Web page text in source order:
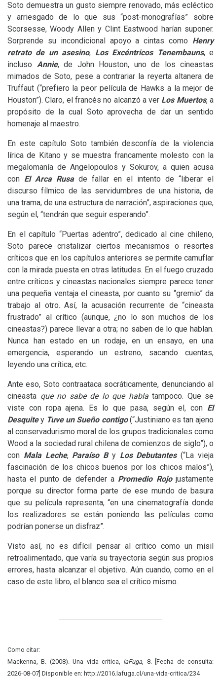
Soto demuestra un gusto siempre renovado, más ecléctico
y arriesgado de lo que sus “post-monografías” sobre
Scorsesse, Woody Allen y Clint Eastwood harían suponer.
Sorprende su incondicional apoyo a cintas como Henry
retrato de un asesino, Los Excéntricos Tenembauns, e
incluso Annie, de John Houston, uno de los cineastas
mimados de Soto, pese a contrariar la reyerta altanera de
Truffaut (“prefiero la peor película de Hawks a la mejor de
Houston”). Claro, el francés no alcanzó a ver Los Muertos, a
propósito de la cual Soto aprovecha de dar un sentido
homenaje al maestro.
En este capítulo Soto también desconfía de la violencia
lírica de Kitano y se muestra francamente molesto con la
megalomanía de Angelopoulos y Sokurov, a quien acusa
con El Arca Rusa de fallar en el intento de “liberar el
discurso fílmico de las servidumbres de una historia, de
una trama, de una estructura de narración”, aspiraciones que,
según el, “tendrán que seguir esperando”.
En el capítulo “Puertas adentro”, dedicado al cine chileno,
Soto parece cristalizar ciertos mecanismos o resortes
críticos que en los capítulos anteriores se permite camuflar
con la mirada puesta en otras latitudes. En el fuego cruzado
entre críticos y cineastas nacionales siempre parece tener
una pequeña ventaja el cineasta, por cuanto su “gremio” da
trabajo al otro. Así, la acusación recurrente de “cineasta
frustrado” al crítico (aunque, ¿no lo son muchos de los
cineastas?) parece llevar a otra; no saben de lo que hablan.
Nunca han estado en un rodaje, en un ensayo, en una
emergencia, esperando un estreno, sacando cuentas,
leyendo una crítica, etc.
Ante eso, Soto contraataca socráticamente, denunciando al
cineasta que no sabe de lo que habla tampoco. Que se
viste con ropa ajena. Es lo que pasa, según el, con El
Desquitey Tuve un Sueño contigo(“Justiniano es tan ajeno
al conservadurismo moral de los grupos tradicionales como
Wood a la sociedad rural chilena de comienzos de siglo”), o
con Mala Leche, Paraíso By Los Debutantes(“La vieja
fascinación de los chicos buenos por los chicos malos”),
hasta el punto de defender a Promedio Rojo justamente
porque su director forma parte de ese mundo de basura
que su película representa, “en una cinematografía donde
los realizadores se están poniendo las películas como
podrían ponerse un disfraz”.
Visto así, no es difícil pensar al crítico como un misil
retroalimentado, que varía su trayectoria según sus propios
errores, hasta alcanzar el objetivo. Aún cuando, como en el
caso de este libro, el blanco sea el crítico mismo.
Como citar:
Mackenna, B. (2008). Una vida crítica, laFuga, 8. [Fecha de consulta:
2026-08-07] Disponible en: http://2016.lafuga.cl/una-vida-critica/234